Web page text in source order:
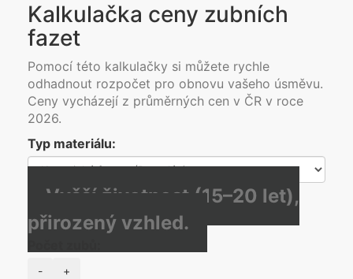
Kalkulačka ceny zubních
fazet
Pomocí této kalkulačky si můžete rychle
odhadnout rozpočet pro obnovu vašeho úsměvu.
Ceny vycházejí z průměrných cen v ČR v roce
2026.
Typ materiálu:
Vyšší životnost (15–20 let),
přirozený vzhled.
- +